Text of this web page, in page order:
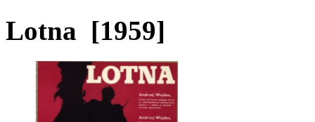
Lotna [1959]